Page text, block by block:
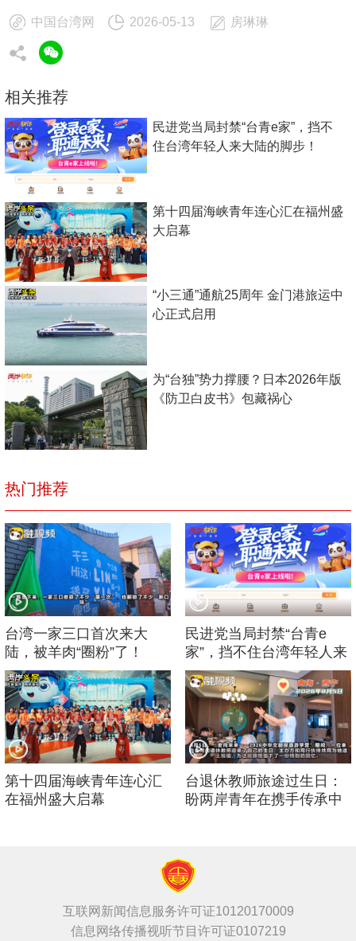
相关推荐
民进党当局封禁“台青e家”，挡不
住台湾年轻人来大陆的脚步！
第十四届海峡青年连心汇在福州盛
大启幕
“小三通”通航25周年 金门港旅运中
心正式启用
为“台独”势力撑腰？日本2026年版
《防卫白皮书》包藏祸心
中国台湾网 2026-05-13 房琳琳
热门推荐
台湾一家三口首次来大
陆，被羊肉“圈粉”了！
民进党当局封禁“台青e
家”，挡不住台湾年轻人来
大陆的脚步！
第十四届海峡青年连心汇
在福州盛大启幕
台退休教师旅途过生日：
盼两岸青年在携手传承中
互联网新闻信息服务许可证10120170009
信息网络传播视听节目许可证0107219